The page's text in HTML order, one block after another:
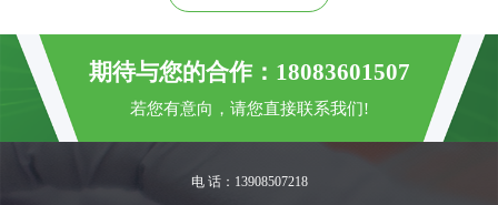
期待与您的合作：18083601507
若您有意向，请您直接联系我们!
电 话：13908507218